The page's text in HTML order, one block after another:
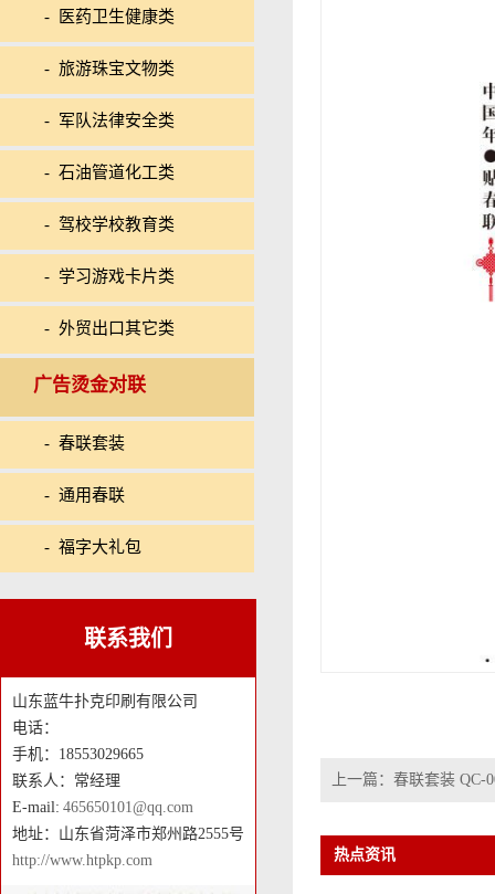
- 医药卫生健康类
- 旅游珠宝文物类
- 军队法律安全类
- 石油管道化工类
- 驾校学校教育类
- 学习游戏卡片类
- 外贸出口其它类
广告烫金对联
- 春联套装
- 通用春联
- 福字大礼包
联系我们
山东蓝牛扑克印刷有限公司
电话：
手机：18553029665
联系人：常经理
E-mail: 465650101@qq.com
地址：山东省菏泽市郑州路2555号
http://www.htpkp.com
上一篇： 春联套装 QC-
热点资讯